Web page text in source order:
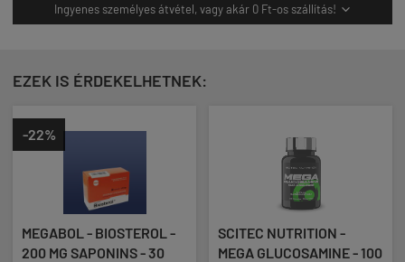
Ingyenes személyes átvétel, vagy akár 0 Ft-os szállítás! 
EZEK IS ÉRDEKELHETNEK:
-22%
MEGABOL - BIOSTEROL -
200 MG SAPONINS - 30
SCITEC NUTRITION -
MEGA GLUCOSAMINE - 100